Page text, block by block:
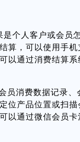
人客户或会员
算，可以使用手
以通过消费结算
消费数据记录、
位产品位置或扫
以通过微信会员